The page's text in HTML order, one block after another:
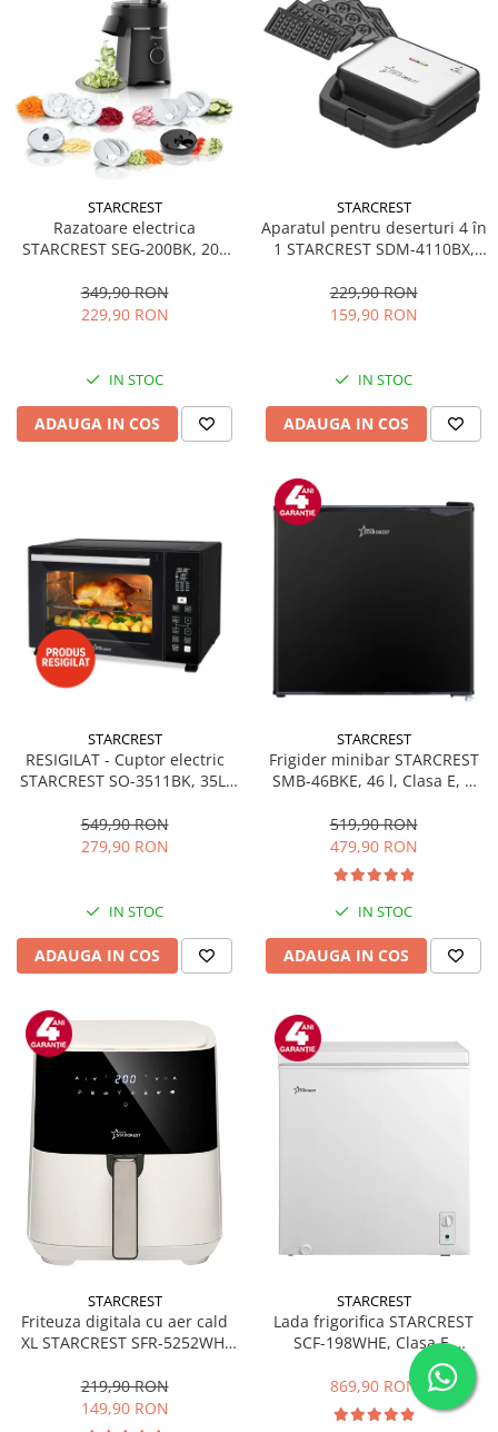
STARCREST
Razatoare electrica
STARCREST SEG-200BK, 200
349,90 RON
229,90 RON
IN STOC
ADAUGA IN COS
STARCREST
Aparatul pentru deserturi 4 în
1 STARCREST SDM-4110BX,
invelis ceramic pentru vafe,
nuci, gogosi si smile
229,90 RON
159,90 RON
IN STOC
ADAUGA IN COS
STARCREST
RESIGILAT - Cuptor electric
STARCREST SO-3511BK, 35L,
Programe predefinite,
Interfata digitala, Negru
549,90 RON
279,90 RON
IN STOC
ADAUGA IN COS
STARCREST
Frigider minibar STARCREST
SMB-46BKE, 46 l, Clasa E, H
519,90 RON
479,90 RON
IN STOC
ADAUGA IN COS
STARCREST
Friteuza digitala cu aer cald
XL STARCREST SFR-5252WH,
200 °C, 8 programe
predefinite, Alb
219,90 RON
149,90 RON
STARCREST
Lada frigorifica STARCREST
SCF-198WHE, Clasa E,
Capacitate 198L, Sistem
convertibil - functie frigider,
Termostat reglabil, Alb
869,90 RON